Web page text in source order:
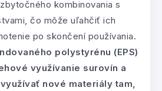
kombinovania s
čo môže uľahčiť ich
po skončení používania.
polystyrénu (EPS)
využívanie surovín a
nové materiály tam,